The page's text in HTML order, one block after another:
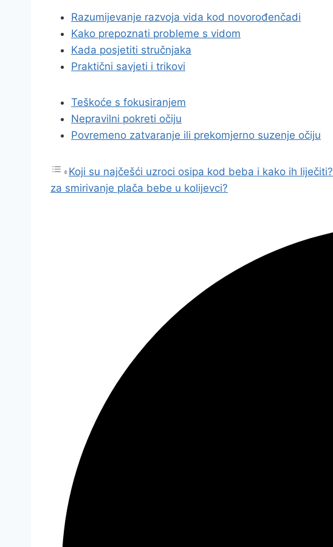
Razumijevanje razvoja vida kod novorođenčadi
Kako prepoznati probleme s vidom
Kada posjetiti stručnjaka
Praktični savjeti i trikovi
Teškoće s fokusiranjem
Nepravilni pokreti očiju
Povremeno zatvaranje ili prekomjerno suzenje očiju
Koji su najčešći uzroci osipa kod beba i kako ih liječiti?
za smirivanje plača bebe u kolijevci?